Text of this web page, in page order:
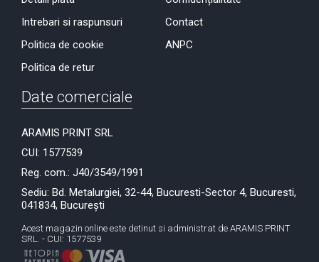
Intrebari si raspunsuri
Politica de cookie
Politica de retur
Contact
ANPC
Date comerciale
ARAMIS PRINT SRL
CUI: 1577539
Reg. com.: J40/3549/1991
Sediu: Bd. Metalurgiei, 32-44, Bucuresti-Sector 4, Bucuresti,
041834, București
Acest magazin online este detinut si administrat de ARAMIS PRINT
SRL. - CUI: 1577539